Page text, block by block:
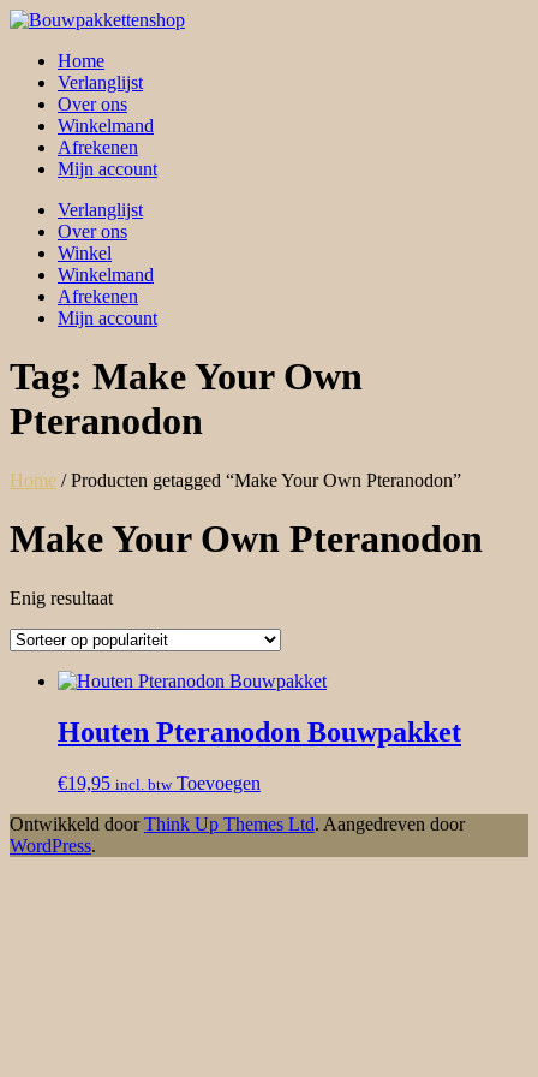
Skip
contentHome
Verlanglijst
Over ons
Winkelmand
Afrekenen
Mijn account
Verlanglijst
Over ons
Winkel
Winkelmand
Afrekenen
Mijn account
Tag: Make Your Own
Pteranodon
Home / Producten getagged “Make Your Own Pteranodon”
Make Your Own Pteranodon
Enig resultaat
Houten Pteranodon Bouwpakket
€19,95 incl. btw Toevoegen
Ontwikkeld doorThink Up Themes Ltd. Aangedreven door
WordPress.